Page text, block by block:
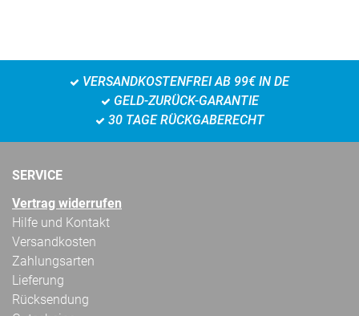
VERSANDKOSTENFREI AB 99€ IN DE
GELD-ZURÜCK-GARANTIE
30 TAGE RÜCKGABERECHT
SERVICE
Vertrag widerrufen
Hilfe und Kontakt
Versandkosten
Zahlungsarten
Lieferung
Rücksendung